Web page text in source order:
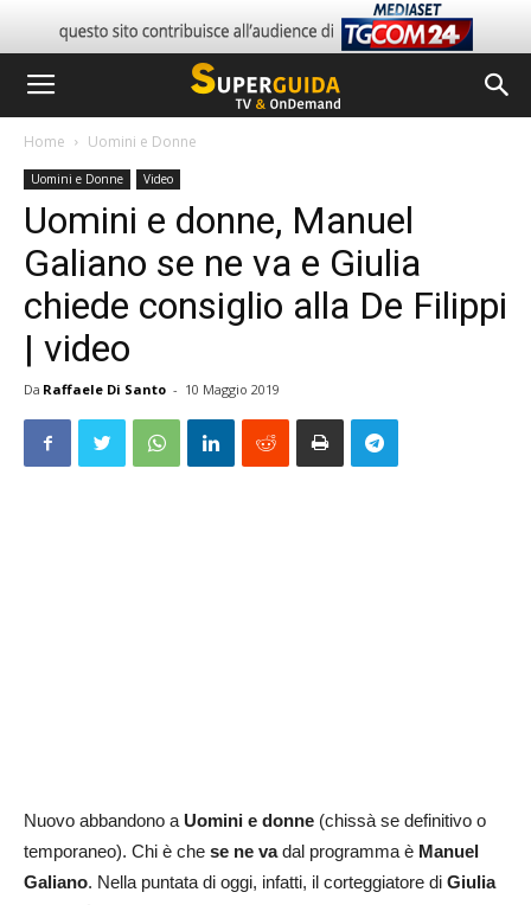
Home Uomini e Donne
Uomini e Donne Video
Uomini e donne, Manuel
Galiano se ne va e Giulia
chiede consiglio alla De Filippi
| video
Da Raffaele Di Santo - 10 Maggio 2019
Nuovo abbandono a Uomini e donne (chissà se definitivo o
temporaneo). Chi è che se ne vadal programma è Manuel
Galiano. Nella puntata di oggi, infatti, il corteggiatore di Giulia